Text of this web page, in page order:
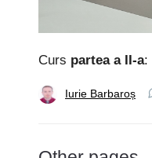
Curs partea a II-a:
Iurie Barbaroș